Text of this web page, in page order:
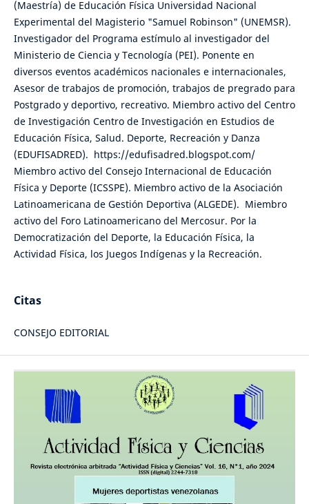
(Maestría) de Educación Física Universidad Nacional
Experimental del Magisterio "Samuel Robinson" (UNEMSR).
Investigador del Programa estímulo al investigador del
Ministerio de Ciencia y Tecnología (PEI). Ponente en
diversos eventos académicos nacionales e internacionales,
Asesor de trabajos de promoción, trabajos de pregrado para
Postgrado y deportivo, recreativo. Miembro activo del Centro
de Investigación Centro de Investigación en Estudios de
Educación Física, Salud. Deporte, Recreación y Danza
(EDUFISADRED). https://edufisadred.blogspot.com/
Miembro activo del Consejo Internacional de Educación
Física y Deporte (ICSSPE). Miembro activo de la Asociación
Latinoamericana de Gestión Deportiva (ALGEDE). Miembro
activo del Foro Latinoamericano del Mercosur. Por la
Democratización del Deporte, la Educación Física, la
Actividad Física, los Juegos Indígenas y la Recreación.
Citas
CONSEJO EDITORIAL